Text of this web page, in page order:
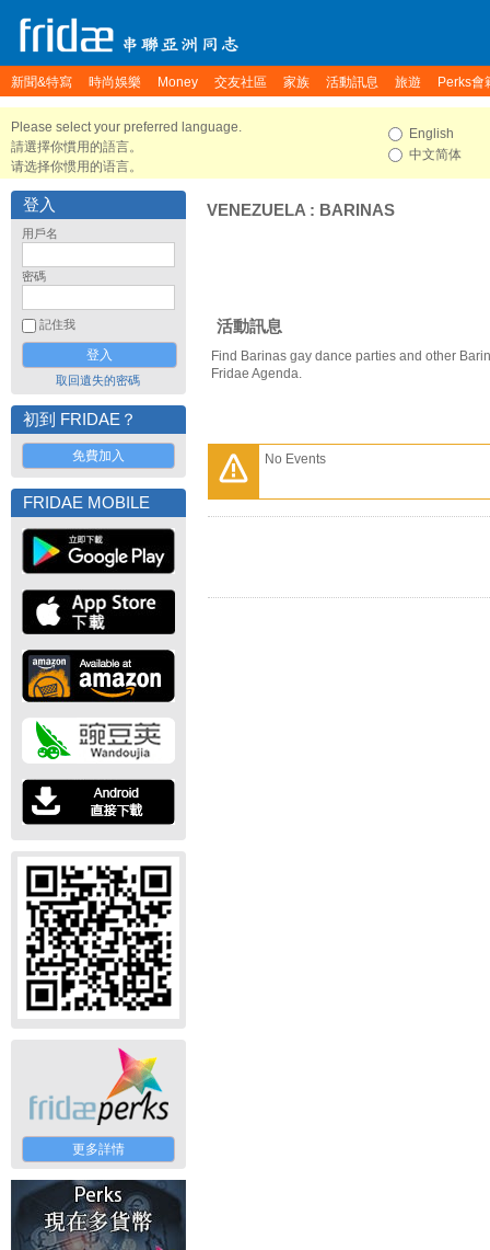
新聞&特寫 時尚娛樂 Money 交友社區 家族 活動訊息 旅遊 Perks會
Please select your preferred language.
請選擇你慣用的語言。
请选择你惯用的语言。
English
中文简体
登入
用戶名
密碼
記住我
取回遺失的密碼
初到 FRIDAE？
免費加入
FRIDAE MOBILE
更多詳情
VENEZUELA : BARINAS
活動訊息
Find Barinas gay dance parties and other
Fridae Agenda.
No Events